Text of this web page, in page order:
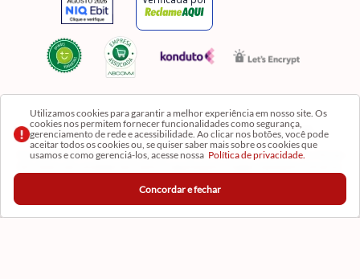
Utilizamos cookies para garantir a melhor experiência em nosso site. Os
cookies nos permitem fornecer funcionalidades como segurança,
gerenciamento de rede e acessibilidade. Ao clicar nos botões, você pode
aceitar todos os cookies ou, se quiser saber mais sobre os cookies que
usamos e como gerenciá-los, acesse nossa Política de privacidade.
Concordar e fechar
Razão Social: Comercial Luzia Meire de Gêneros Alimentícios LTDA | CNPJ:
08.991.182/0001-11
Os preços, produtos e quantidades da Loja Virtual não se aplicam aos da Loja Física. Na Loja